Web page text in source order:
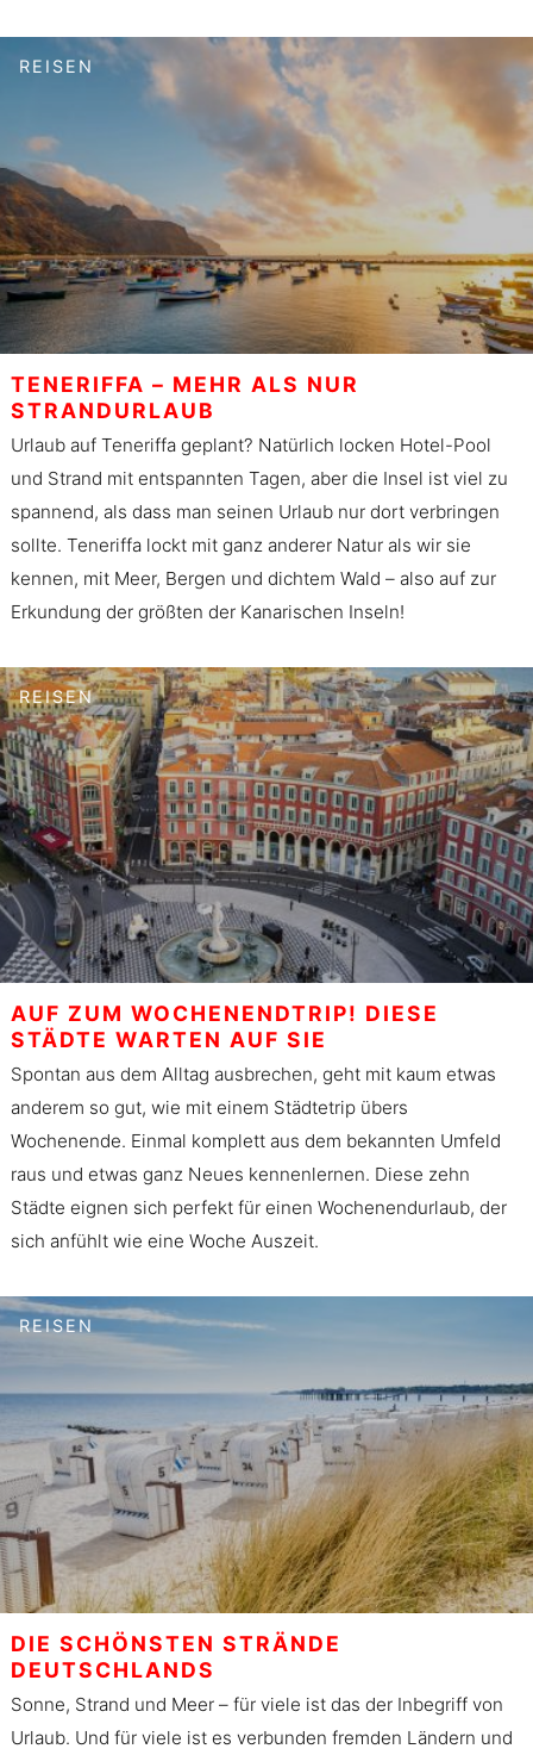
REISEN
TENERIFFA – MEHR ALS NUR
STRANDURLAUB
Urlaub auf Teneriffa geplant? Natürlich locken Hotel-Pool
und Strand mit entspannten Tagen, aber die Insel ist viel zu
spannend, als dass man seinen Urlaub nur dort verbringen
sollte. Teneriffa lockt mit ganz anderer Natur als wir sie
kennen, mit Meer, Bergen und dichtem Wald – also auf zur
Erkundung der größten der Kanarischen Inseln!
REISEN
AUF ZUM WOCHENENDTRIP! DIESE
STÄDTE WARTEN AUF SIE
Spontan aus dem Alltag ausbrechen, geht mit kaum etwas
anderem so gut, wie mit einem Städtetrip übers
Wochenende. Einmal komplett aus dem bekannten Umfeld
raus und etwas ganz Neues kennenlernen. Diese zehn
Städte eignen sich perfekt für einen Wochenendurlaub, der
sich anfühlt wie eine Woche Auszeit.
REISEN
DIE SCHÖNSTEN STRÄNDE
DEUTSCHLANDS
Sonne, Strand und Meer – für viele ist das der Inbegriff von
Urlaub. Und für viele ist es verbunden fremden Ländern und